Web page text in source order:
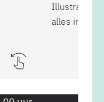
Illustrator,
alles in huis